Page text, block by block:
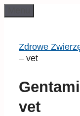
do
Zdrowe
– vet
vet